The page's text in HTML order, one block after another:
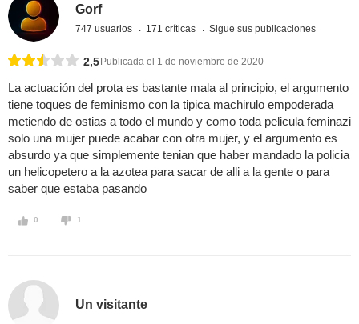
Gorf
747 usuarios 171 críticas Sigue sus publicaciones
2,5 Publicada el 1 de noviembre de 2020
La actuación del prota es bastante mala al principio, el argumento
tiene toques de feminismo con la tipica machirulo empoderada
metiendo de ostias a todo el mundo y como toda pelicula feminazi
solo una mujer puede acabar con otra mujer, y el argumento es
absurdo ya que simplemente tenian que haber mandado la policia
un helicopetero a la azotea para sacar de alli a la gente o para
saber que estaba pasando
0 1
Un visitante